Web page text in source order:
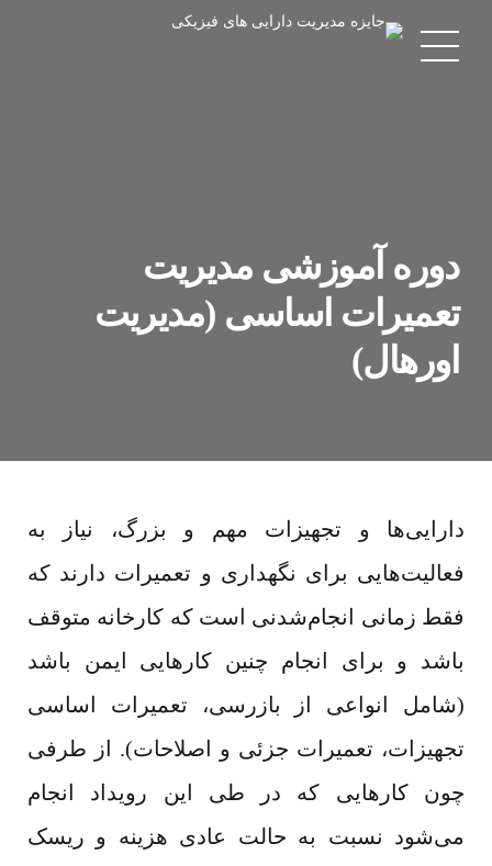
دوره آموزشی مدیریت
تعمیرات اساسی (مدیریت
اورهال)
دارایی‌ها و تجهیزات مهم و بزرگ، نیاز به
فعالیت‌هایی برای نگهداری و تعمیرات دارند که
فقط زمانی انجام‌شدنی است که کارخانه متوقف
باشد و برای انجام چنین کارهایی ایمن باشد
(شامل انواعی از بازرسی، تعمیرات اساسی
تجهیزات، تعمیرات جزئی و اصلاحات). از طرفی
چون کارهایی که در طی این رویداد انجام
می‌شود نسبت به حالت عادی هزینه و ریسک